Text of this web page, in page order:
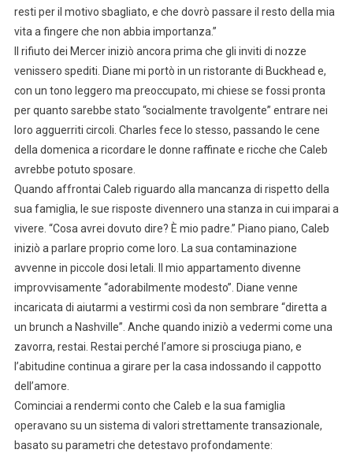
resti per il motivo sbagliato, e che dovrò passare il resto della mia
vita a fingere che non abbia importanza.”
Il rifiuto dei Mercer iniziò ancora prima che gli inviti di nozze
venissero spediti. Diane mi portò in un ristorante di Buckhead e,
con un tono leggero ma preoccupato, mi chiese se fossi pronta
per quanto sarebbe stato “socialmente travolgente” entrare nei
loro agguerriti circoli. Charles fece lo stesso, passando le cene
della domenica a ricordare le donne raffinate e ricche che Caleb
avrebbe potuto sposare.
Quando affrontai Caleb riguardo alla mancanza di rispetto della
sua famiglia, le sue risposte divennero una stanza in cui imparai a
vivere. “Cosa avrei dovuto dire? È mio padre.” Piano piano, Caleb
iniziò a parlare proprio come loro. La sua contaminazione
avvenne in piccole dosi letali. Il mio appartamento divenne
improvvisamente “adorabilmente modesto”. Diane venne
incaricata di aiutarmi a vestirmi così da non sembrare “diretta a
un brunch a Nashville”. Anche quando iniziò a vedermi come una
zavorra, restai. Restai perché l’amore si prosciuga piano, e
l’abitudine continua a girare per la casa indossando il cappotto
dell’amore.
Cominciai a rendermi conto che Caleb e la sua famiglia
operavano su un sistema di valori strettamente transazionale,
basato su parametri che detestavo profondamente: